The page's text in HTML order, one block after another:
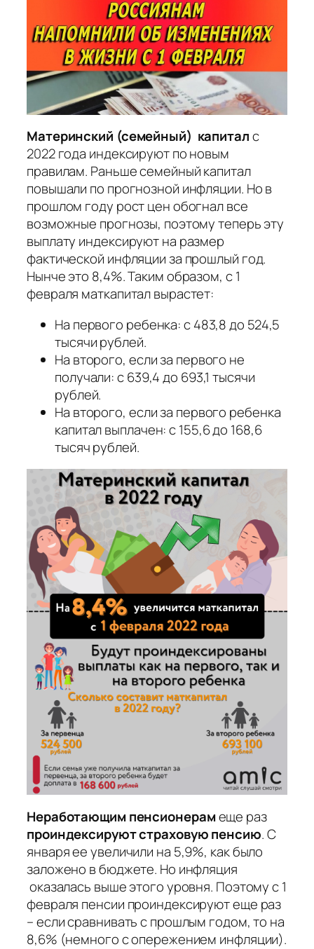
Материнский (семейный) капиталс
2022 года индексируют по новым
правилам. Раньше семейный капитал
повышали по прогнозной инфляции. Но в
прошлом году рост цен обогнал все
возможные прогнозы, поэтому теперь эту
выплату индексируют на размер
фактической инфляции за прошлый год.
Нынче это 8,4%. Таким образом, с 1
февраля маткапитал вырастет:
На первого ребенка: с 483,8 до 524,5
тысячи рублей.
На второго, если за первого не
получали: с 639,4 до 693,1 тысячи
рублей.
На второго, если за первого ребенка
капитал выплачен: с 155,6 до 168,6
тысяч рублей.
Неработающим пенсионерамеще раз
проиндексируют страховую пенсию. С
января ее увеличили на 5,9%, как было
заложено в бюджете. Но инфляция
оказалась выше этого уровня. Поэтому с 1
февраля пенсии проиндексируют еще раз
– если сравнивать с прошлым годом, то на
8,6% (немного с опережением инфляции).